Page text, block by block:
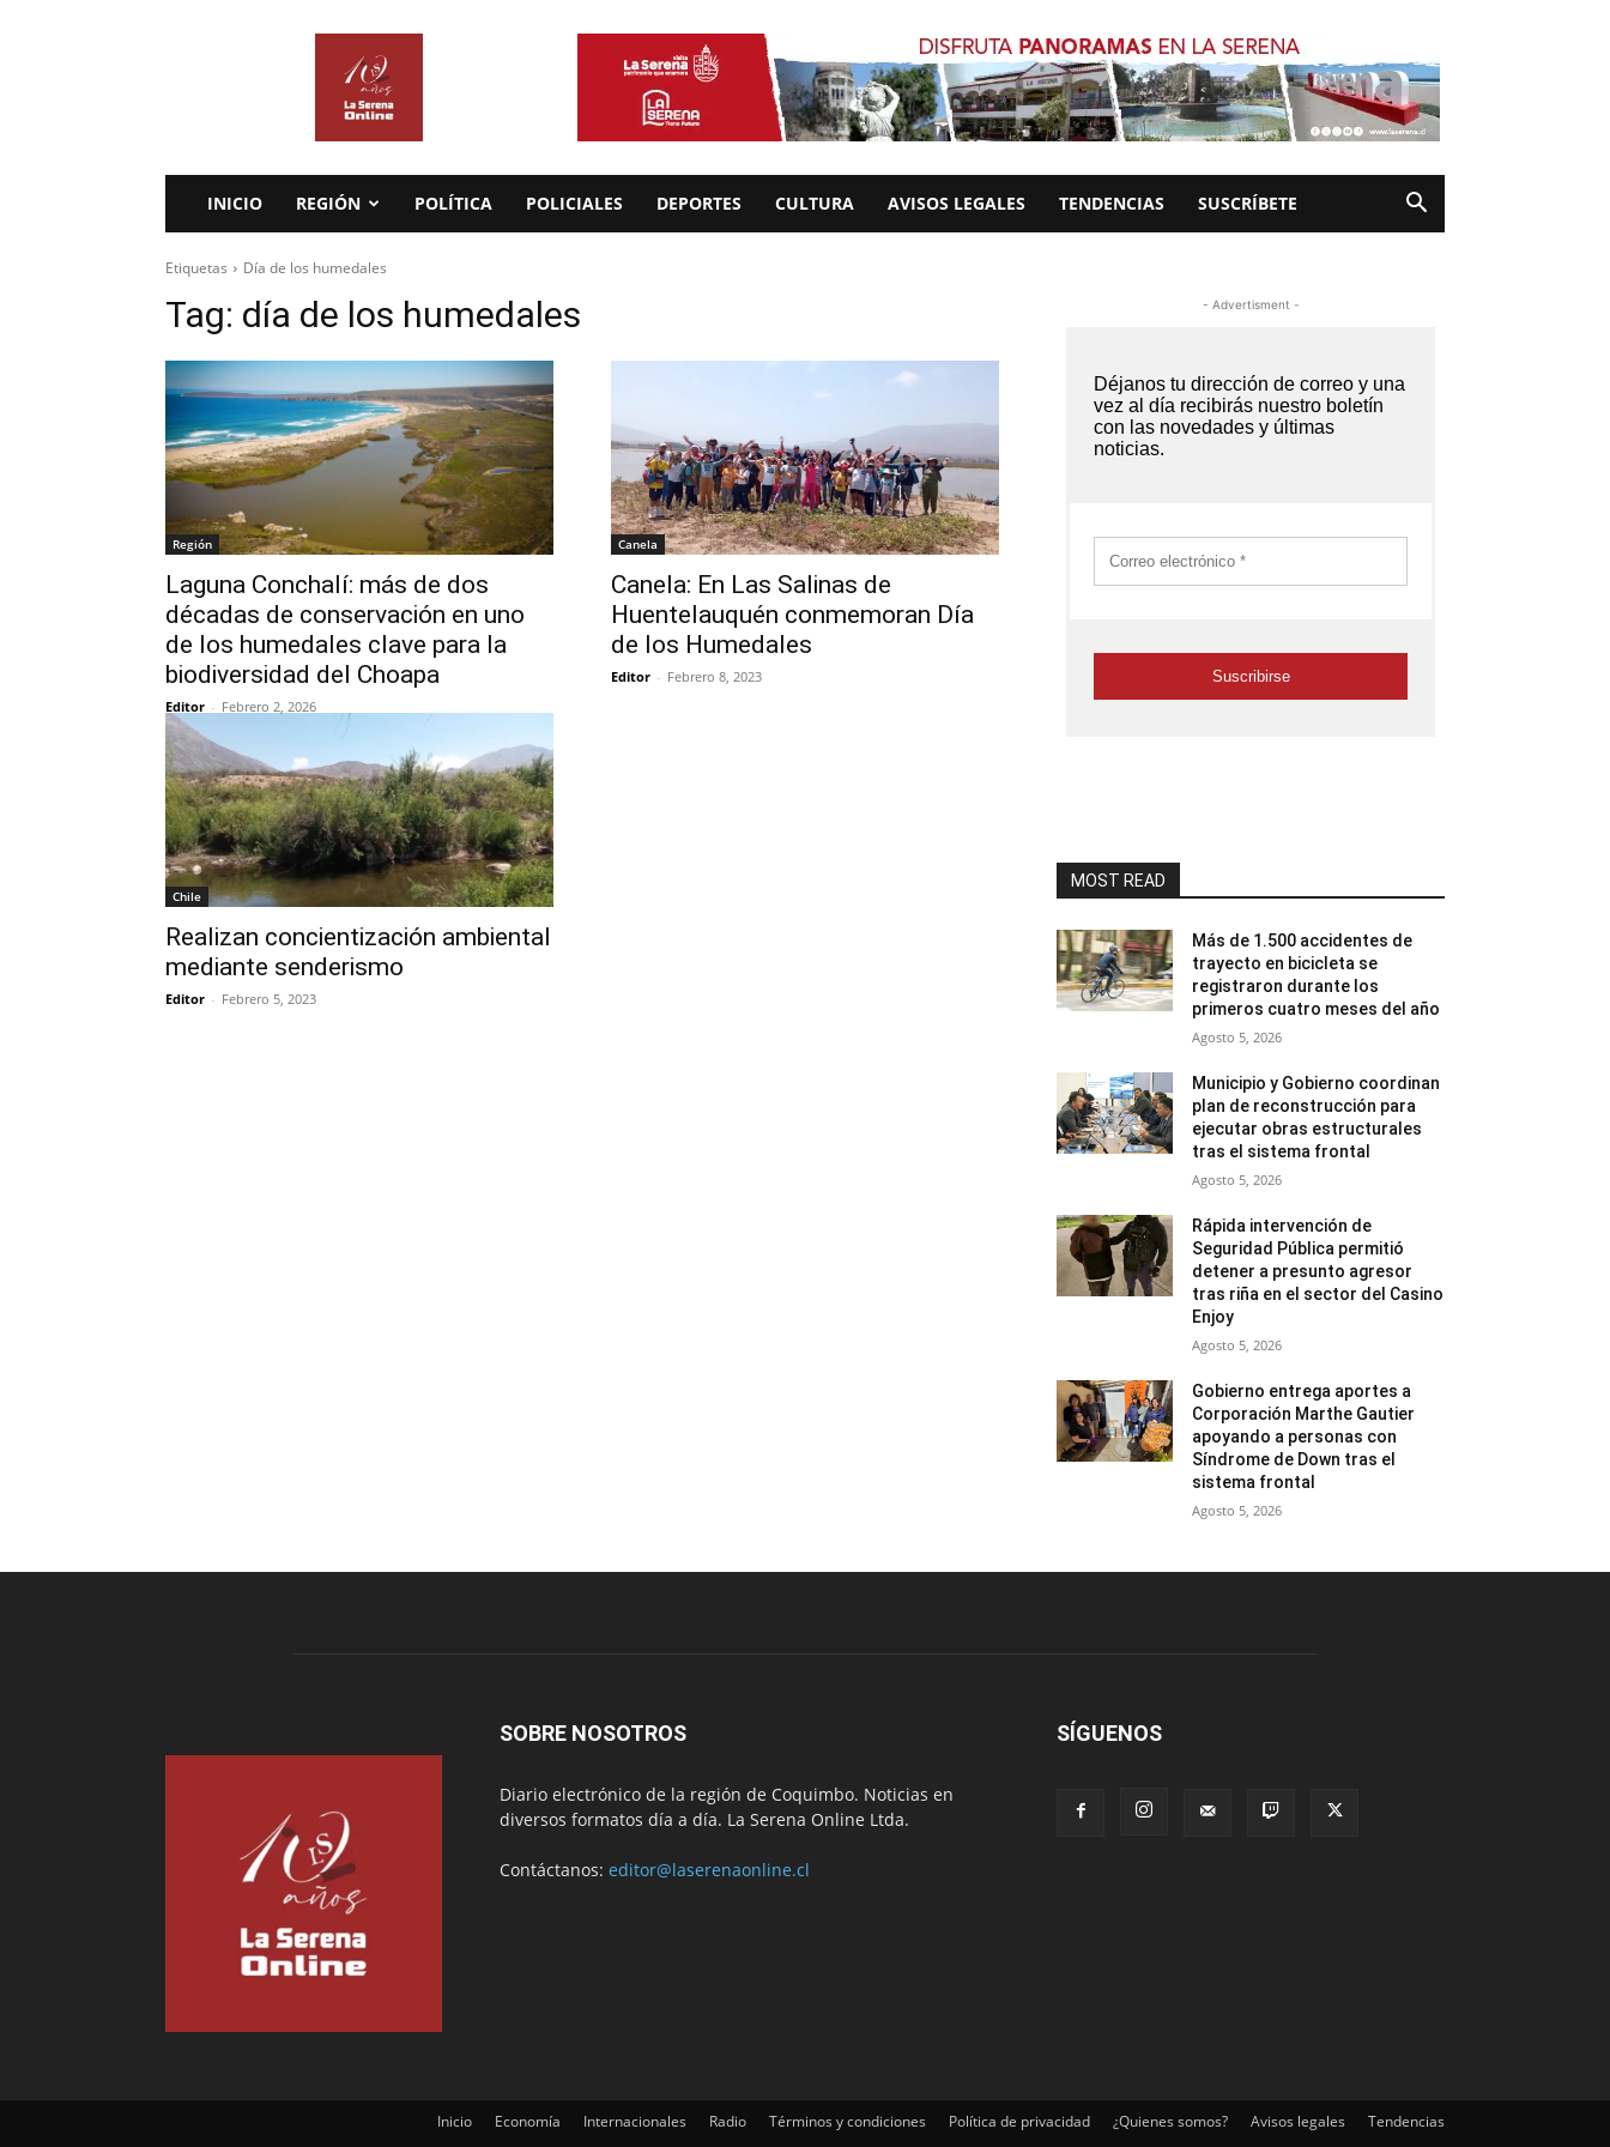
INICIO REGIÓN POLÍTICA POLICIALES DEPORTES CULTURA AVISOS LEGALES TENDENCIAS SUSCRÍBETE
Etiquetas Día de los humedales
Tag: día de los humedales
Región
Laguna Conchalí: más de dos
décadas de conservación en uno
de los humedales clave para la
biodiversidad del Choapa
Editor - Febrero 2, 2026
Canela
Canela: En Las Salinas de
Huentelauquén conmemoran Día
de los Humedales
Editor - Febrero 8, 2023
Chile
Realizan concientización ambiental
mediante senderismo
Editor - Febrero 5, 2023
- Advertisment -
MOST READ
Más de 1.500 accidentes de
trayecto en bicicleta se
registraron durante los
primeros cuatro meses del año
Agosto 5, 2026
Municipio y Gobierno coordinan
plan de reconstrucción para
ejecutar obras estructurales
tras el sistema frontal
Agosto 5, 2026
Rápida intervención de
Seguridad Pública permitió
detener a presunto agresor
tras riña en el sector del Casino
Enjoy
Agosto 5, 2026
Gobierno entrega aportes a
Corporación Marthe Gautier
apoyando a personas con
Síndrome de Down tras el
sistema frontal
Agosto 5, 2026
SOBRE NOSOTROS
Diario electrónico de la región de Coquimbo. Noticias en
diversos formatos día a día. La Serena Online Ltda.
Contáctanos: editor@laserenaonline.cl
SÍGUENOS
Inicio Economía Internacionales Radio Términos y condiciones Política de privacidad ¿Quienes somos? Avisos legales Tendencias